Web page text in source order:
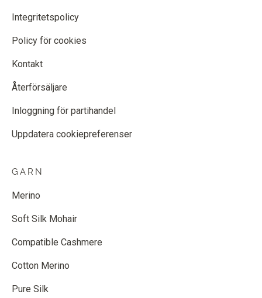
Integritetspolicy
Policy för cookies
Kontakt
Återförsäljare
Inloggning för partihandel
Uppdatera cookiepreferenser
GARN
Merino
Soft Silk Mohair
Compatible Cashmere
Cotton Merino
Pure Silk